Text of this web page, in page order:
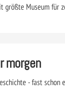
Museum für
morgen
- fast schon